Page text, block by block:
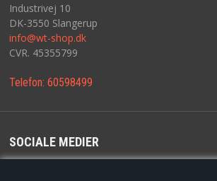
Industrivej 10
DK-3550 Slangerup
info@wt-shop.dk
CVR. 45355799
Telefon: 60598499
SOCIALE MEDIER